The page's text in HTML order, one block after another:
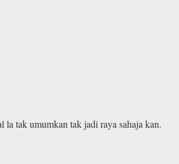
la tak umumkan tak jadi raya sahaja kan.